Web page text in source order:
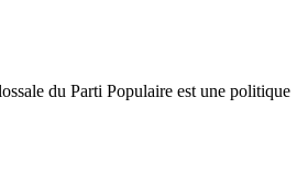
du Parti Populaire est une politique